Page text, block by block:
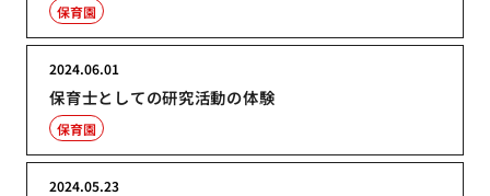
保育園
保育士としての研究活動の体験
2024.06.01
保育園
2024.05.23